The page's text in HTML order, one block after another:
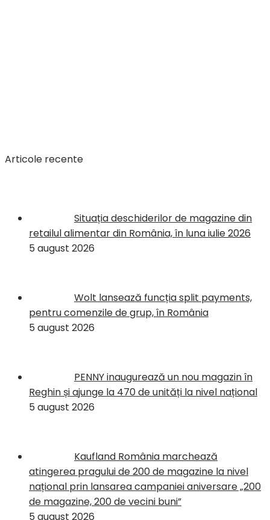
Articole recente
Situația deschiderilor de magazine din
retailul alimentar din România, în luna iulie 2026
5 august 2026
Wolt lansează funcția split payments,
pentru comenzile de grup, în România
5 august 2026
PENNY inaugurează un nou magazin în
Reghin și ajunge la 470 de unități la nivel național
5 august 2026
Kaufland România marchează
atingerea pragului de 200 de magazine la nivel
național prin lansarea campaniei aniversare „200
de magazine, 200 de vecini buni”
5 august 2026